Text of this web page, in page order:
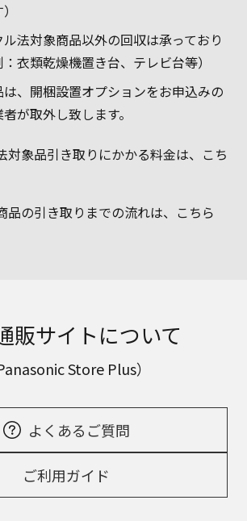
法対象商品以外の回収は承っており
衣類乾燥機置き台、テレビ台等）
、開梱設置オプションをお申込みの
が取外し致します。
対象品引き取りにかかる料金は、こち
品の引き取りまでの流れは、こちら
販サイトについて
Panasonic Store Plus）
よくあるご質問
ご利用ガイド